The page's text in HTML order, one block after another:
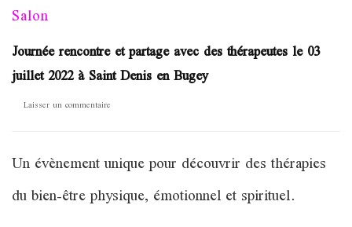
Salon
Journée rencontre et partage avec des thérapeutes le 03
juillet 2022 à Saint Denis en Bugey
Laisser un commentaire
partage
avec
des
Un évènement unique pour découvrir des thérapies
du bien-être physique, émotionnel et spirituel.